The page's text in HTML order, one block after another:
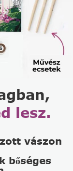
lesz.
vászon
bőséges